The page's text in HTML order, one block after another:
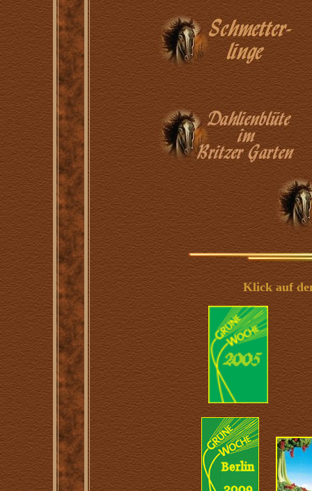
Klick auf